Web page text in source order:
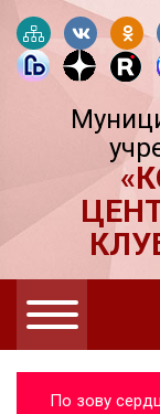
По зову